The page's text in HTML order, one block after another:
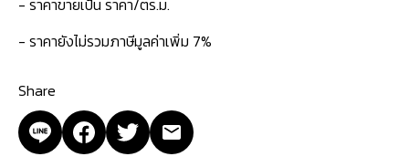
- ราคาขายเป็น ราคา/ตร.ม.
- ราคายังไม่รวมภาษีมูลค่าเพิ่ม 7%
Share